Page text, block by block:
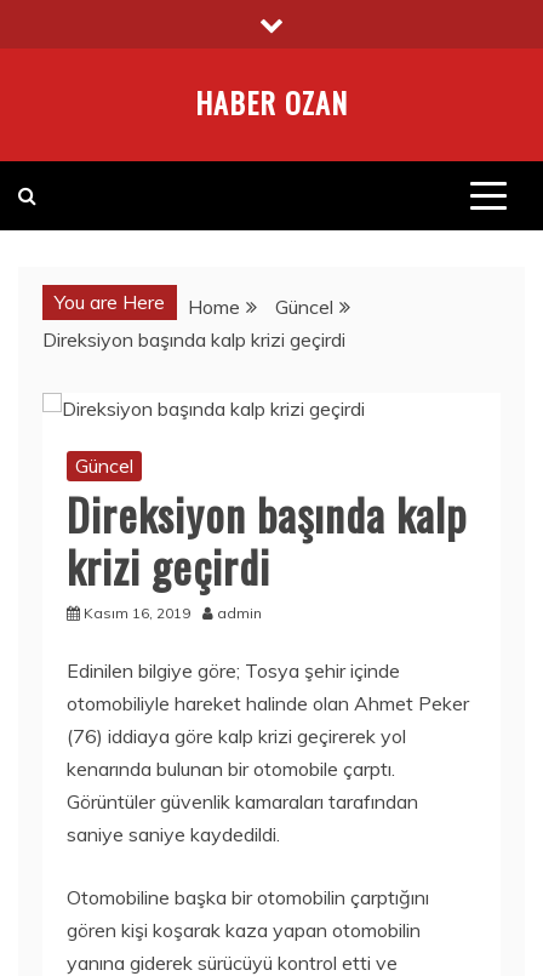
to
HABER OZAN
You are Here Home
Güncel
Direksiyon başında kalp krizi geçirdi
Güncel
Direksiyon başında kalp
krizi geçirdi
Kasım 16, 2019 admin
Edinilen bilgiye göre; Tosya şehir içinde
otomobiliyle hareket halinde olan Ahmet Peker
(76) iddiaya göre kalp krizi geçirerek yol
kenarında bulunan bir otomobile çarptı.
Görüntüler güvenlik kamaraları tarafından
saniye saniye kaydedildi.
Otomobiline başka bir otomobilin çarptığını
gören kişi koşarak kaza yapan otomobilin
yanına giderek sürücüyü kontrol etti ve